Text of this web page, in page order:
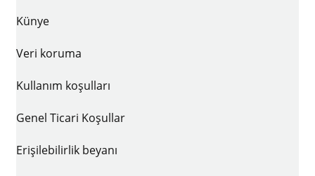
Künye
Veri koruma
Kullanım koşulları
Genel Ticari Koşullar
Erişilebilirlik beyanı